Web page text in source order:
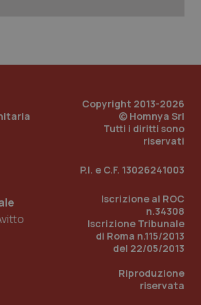
Copyright 2013-2026
© Homnya Srl
Tutti i diritti sono
riservati
P.I. e C.F. 13026241003
Iscrizione al ROC
n.34308
Iscrizione Tribunale
di Roma n.115/2013
del 22/05/2013
Riproduzione
riservata